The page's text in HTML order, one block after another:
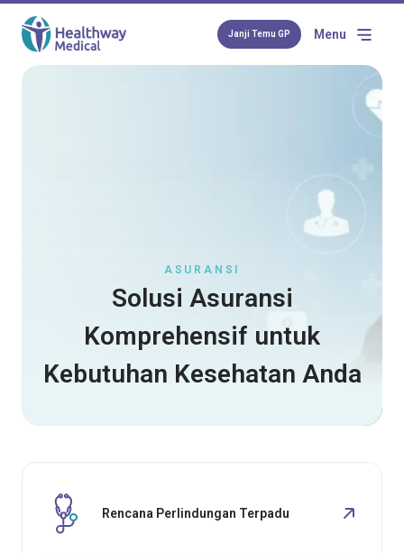
Janji Temu GP Menu
ASURANSI
Solusi Asuransi
Komprehensif untuk
Kebutuhan Kesehatan Anda
Rencana Perlindungan Terpadu